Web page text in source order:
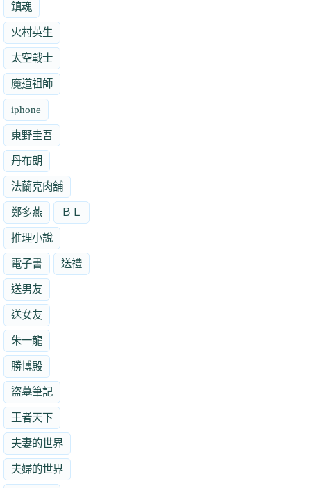
鎮魂
火村英生
太空戰士
魔道祖師
iphone
東野圭吾
丹布朗
法蘭克肉舖
鄭多燕 ＢＬ
推理小說
電子書 送禮
送男友
送女友
朱一龍
勝博殿
盜墓筆記
王者天下
夫妻的世界
夫婦的世界